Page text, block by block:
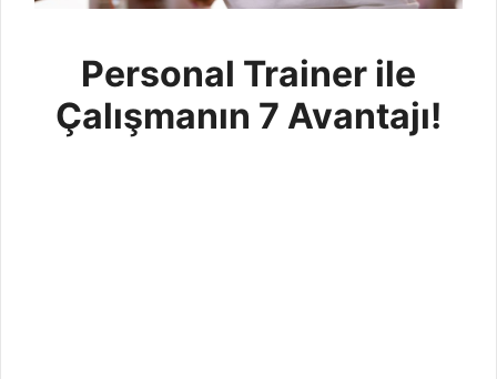
Personal Trainer ile
Çalışmanın 7 Avantajı!